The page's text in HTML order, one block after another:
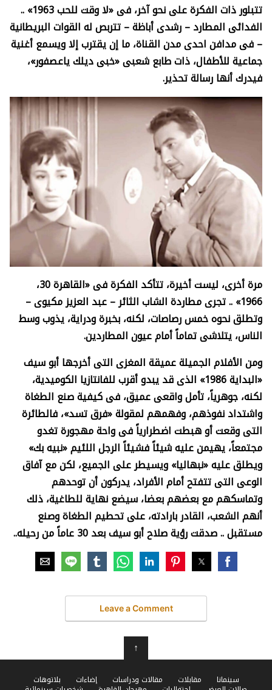
تتبلور ذات الفكرة على نحو آخر، فى «لا وقت للحب 1963» ..
الفدائى المطارد – رشدى أباظة – تتربص له القوات البريطانية
– فى مدافن احدى مدن القناة، ما إن يقترب إلا ويسمع أغنية
جماعية للأطفال، ذات طابع شعبى «خبى ديلك ياعصفور»،
فيدرك أنها رسالة تحذير.
مرة أخرى، ليست أخيرة، تتأكد الفكرة فى «القاهرة 30،
1966» .. تجرى مطاردة الشاب الثائر – عبد العزيز مكيوى –
وتطلق نحوه خمس رصاصات، لكنه، بخبرة ودراية، يذوب وسط
الناس، يتلاشى تماماً أمام عيون المطاردين.
ومن الأفلام الجميلة عميقة المغزى التى أخرجها أبو سيف
«البداية 1986» الذى قد يبدو أقرب للفانتازيا الكوميدية،
لكنه، جوهرياً، تأمل واقعى عميق، فى كيفية صنع الطغاة
واشتداد نفوذهم، وفهمهم لمقولة «فرق تسد»، فالطائرة
التى وقعت أو هبطت اضطرارياً فى واحة مهجورة تغدو
مجتمعاً، يهيمن عليه شيئاً فشيئاً الرجل اللئيم «نبيه بك»
ويطلق عليه «نبهاليا» ويسيطر على الجميع، لكن مع آفاق
الوعى التى تتفتح أمام الأفراد، يدركون أن توحدهم
وتماسكهم مع بعضهم بعضا، سيضع نهاية للطاغية، ذلك
أنهم الشعب، القادر بارادته، على تحطيم الطغاة وصنع
مستقبل .. صدقت رؤية صلاح أبو سيف بعد 30 عاماً من رحيله..
Leave a Comment
↑
سينمانا مقابلات مقالات ودراسات إضاءات بلاتوهات